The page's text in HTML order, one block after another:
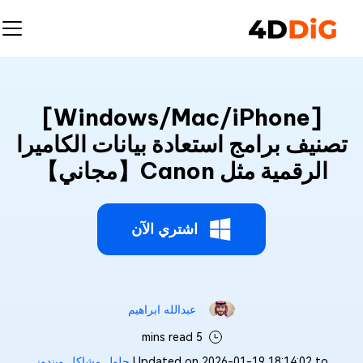
[Windows/Mac/iPhone]
تصنيف برامج استعادة بيانات الكاميرا
الرقمية مثل Canon【مجاني】
اشتري الآن
عبدالله ابراهيم‎
5 mins read